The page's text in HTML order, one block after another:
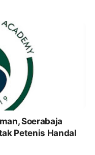
Soerabaja
Petenis Handal